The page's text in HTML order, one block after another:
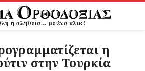
η
στην Τουρκία